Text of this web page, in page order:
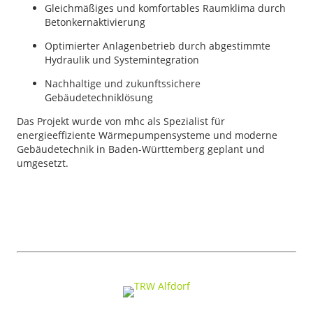
Gleichmäßiges und komfortables Raumklima durch
Betonkernaktivierung
Optimierter Anlagenbetrieb durch abgestimmte
Hydraulik und Systemintegration
Nachhaltige und zukunftssichere
Gebäudetechniklösung
Das Projekt wurde von mhc als Spezialist für
energieeffiziente Wärmepumpensysteme und moderne
Gebäudetechnik in Baden-Württemberg geplant und
umgesetzt.